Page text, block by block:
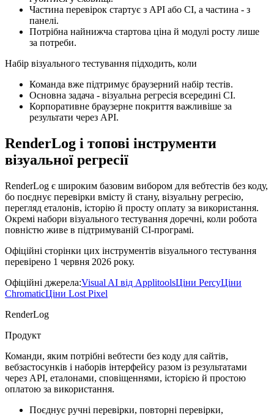
Частина перевірок стартує з API або CI, а частина - з
панелі.
Потрібна найнижча стартова ціна й модулі росту лише
за потреби.
Набір візуального тестування підходить, коли
Команда вже підтримує браузерний набір тестів.
Основна задача - візуальна регресія всередині CI.
Корпоративне браузерне покриття важливіше за
результати через API.
RenderLog і топові інструменти
візуальної регресії
RenderLog є широким базовим вибором для вебтестів без коду,
бо поєднує перевірки вмісту й стану, візуальну регресію,
перегляд еталонів, історію й просту оплату за використання.
Окремі набори візуального тестування доречні, коли робота
повністю живе в підтримуваній CI-програмі.
Офіційні сторінки цих інструментів візуального тестування
перевірено 1 червня 2026 року.
Офіційні джерела:Visual AI від ApplitoolsЦіни PercyЦіни
ChromaticЦіни Lost Pixel
RenderLog
Продукт
Команди, яким потрібні вебтести без коду для сайтів,
вебзастосунків і наборів інтерфейсу разом із результатами
через API, еталонами, сповіщеннями, історією й простою
оплатою за використання.
Поєднує ручні перевірки, повторні перевірки,